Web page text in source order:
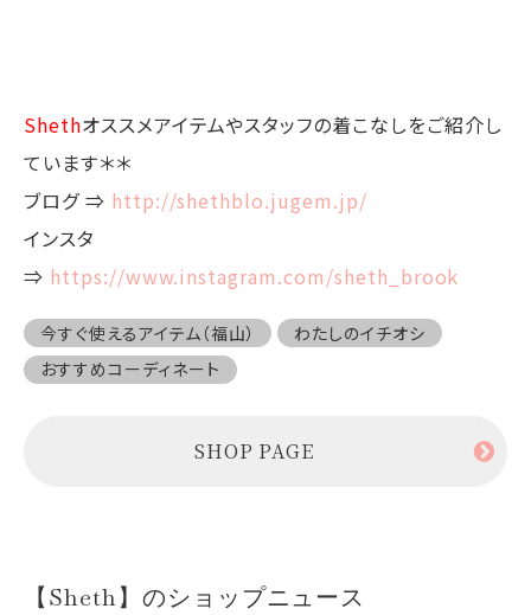
Shethオススメアイテムやスタッフの着こなしをご紹介し
ています＊＊
ブログ ⇒ http://shethblo.jugem.jp/
インスタ
⇒ https://www.instagram.com/sheth_brook
今すぐ使えるアイテム（福山）
わたしのイチオシ
おすすめコーディネート
SHOP PAGE
【Sheth】のショップニュース